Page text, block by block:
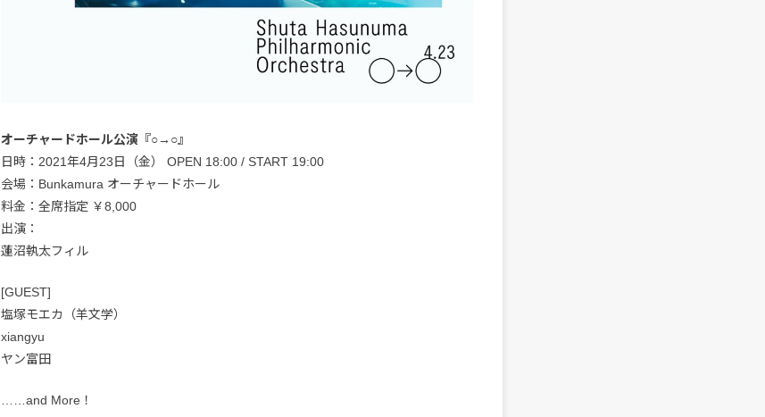
オーチャードホール公演『○→○』
日時：2021年4月23日（金） OPEN 18:00 / START 19:00
会場：Bunkamura オーチャードホール
料金：全席指定 ￥8,000
出演：
蓮沼執太フィル
[GUEST]
塩塚モエカ（羊文学）
xiangyu
ヤン富田
……and More！